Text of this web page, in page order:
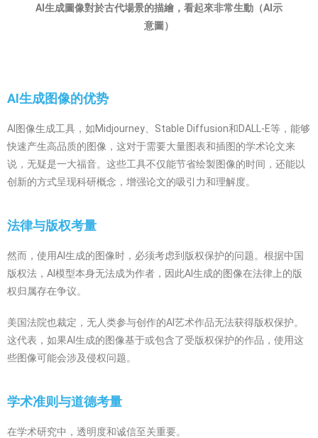
AI生成圖像對於古代場景的描繪，看起來非常生動（AI示
意圖）
AI生成图像的优势
AI图像生成工具，如Midjourney、Stable Diffusion和DALL-E等，能够
快速产生高品质的图像，这对于需要大量图表和插图的学术论文来
说，无疑是一大福音。这些工具不仅能节省绘製图像的时间，还能以
创新的方式呈现科研概念，增强论文的吸引力和理解度。
法律与版权考量
然而，使用AI生成的图像时，必须考虑到版权保护的问题。根据中国
版权法，AI模型本身无法成为作者，因此AI生成的图像在法律上的版
权归属存在争议。
美国法院也裁定，无人类参与创作的AI艺术作品无法获得版权保护。
这代表，如果AI生成的图像基于或包含了受版权保护的作品，使用这
些图像可能会涉及侵权问题。
学术准则与道德考量
在学术研究中，透明度和诚信至关重要。